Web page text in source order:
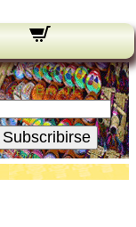
Novedades:
Su Email:
Subscribirse